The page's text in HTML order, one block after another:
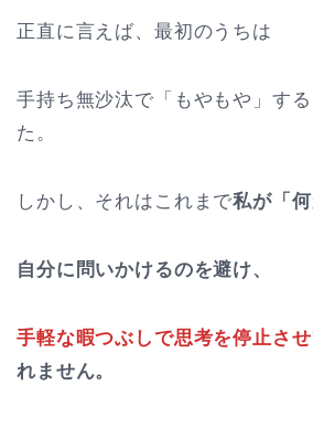
正直に言えば、最初のうちは
手持ち無沙汰で「もやもや」す
た。
しかし、それはこれまで私が「
自分に問いかけるのを避け、
手軽な暇つぶしで思考を停止さ
れません。